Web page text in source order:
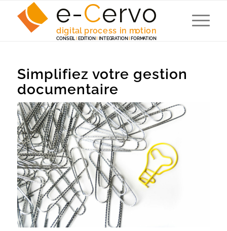
e-Cervo
digital process in motion
CONSEIL EDITION INTEGRATION FORMATION
Simplifiez votre gestion
documentaire